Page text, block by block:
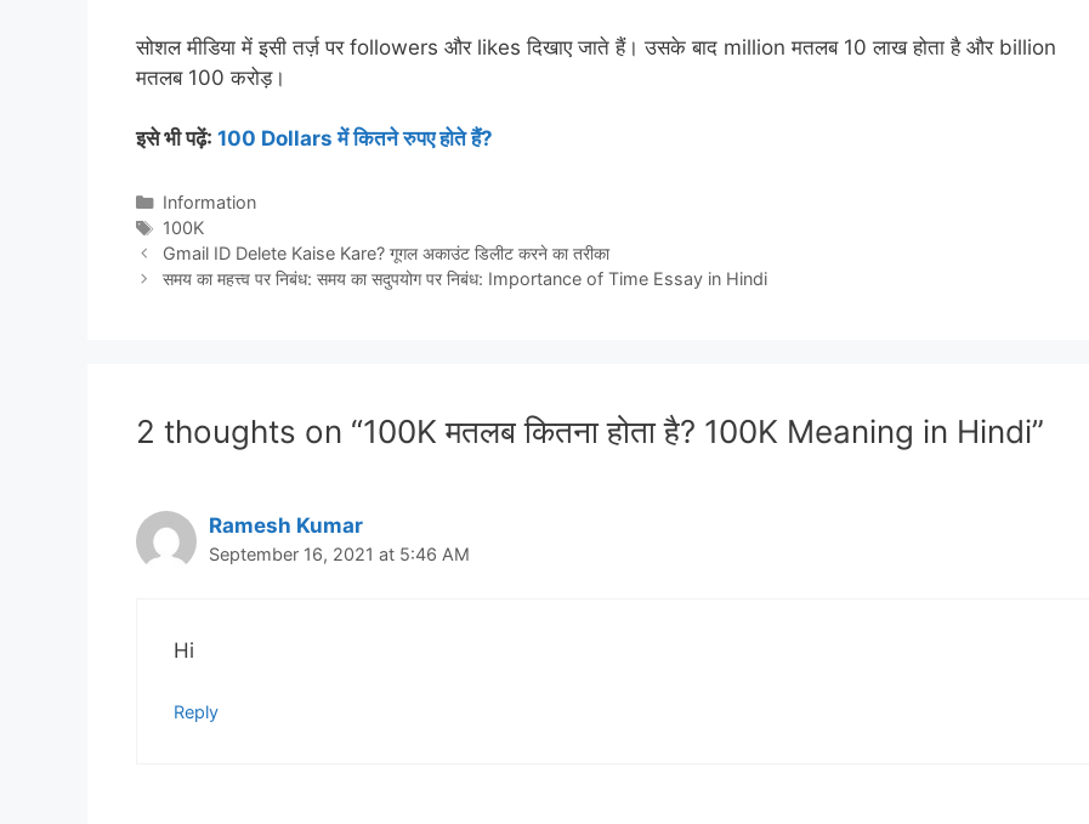
सोशल मीडिया में इसी तर्ज़ पर followers और likes दिखाए जाते हैं। उसके बाद million मतलब 10 लाख होता है और billion
मतलब 100 करोड़।
इसे भी पढ़ें: 100 Dollars में कितने रुपए होते हैं?
Categories
Information
Tags
100K
Gmail ID Delete Kaise Kare? गूगल अकाउंट डिलीट करने का तरीका
समय का महत्त्व पर निबंध: समय का सदुपयोग पर निबंध: Importance of Time Essay in Hindi
2 thoughts on “100K मतलब कितना होता है? 100K Meaning in Hindi”
Ramesh Kumar
September 16, 2021 at 5:46 AM
Hi
Reply